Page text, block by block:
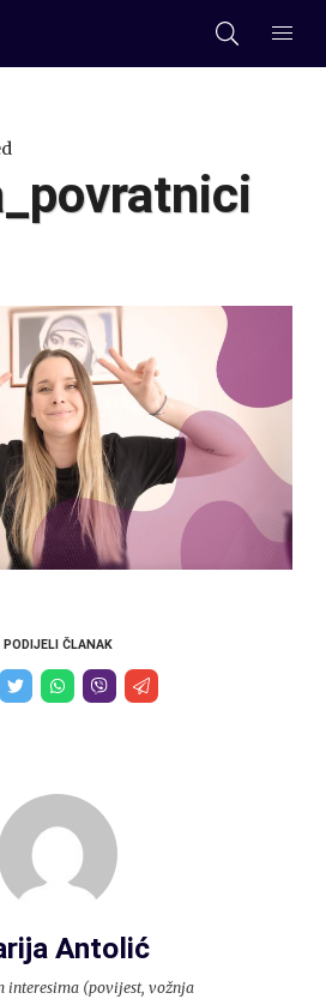
PODIJELI ČLANAK
Antolić
interesima (povijest, vožnja